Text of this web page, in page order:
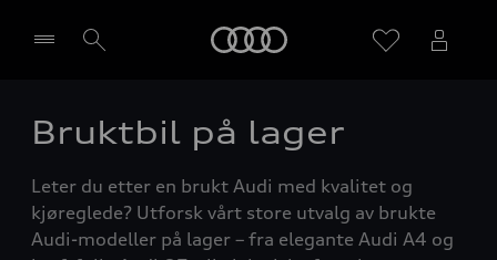
Velg forhandler
Bruktbil på lager
Leter du etter en brukt Audi med kvalitet og
kjøreglede? Utforsk vårt store utvalg av brukte
Audi-modeller på lager – fra elegante Audi A4 og